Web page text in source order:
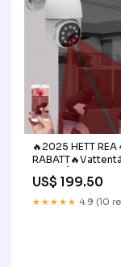
🔥2025 HETT REA
Smart
Save Energy
US$ 199.50
★★★★★ 4.9 (10